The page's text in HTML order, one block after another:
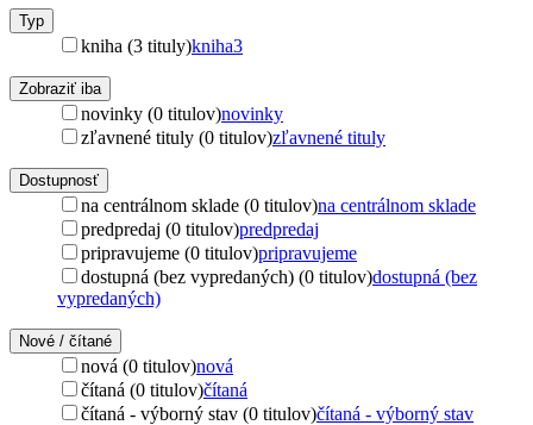
Typ
kniha (3 tituly)kniha3
Zobraziť iba
novinky (0 titulov)novinky
zľavnené tituly (0 titulov)zľavnené tituly
Dostupnosť
na centrálnom sklade (0 titulov)na centrálnom sklade
predpredaj (0 titulov)predpredaj
pripravujeme (0 titulov)pripravujeme
dostupná (bez vypredaných) (0 titulov)dostupná (bez
vypredaných)
Nové / čítané
nová (0 titulov)nová
čítaná (0 titulov)čítaná
čítaná - výborný stav (0 titulov)čítaná - výborný stav